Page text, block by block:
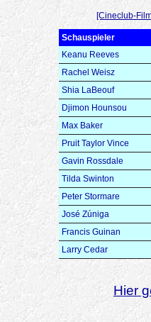
[Cineclub-
Schauspieler
Keanu Reeves
Rachel Weisz
Shia LaBeouf
Djimon Hounsou
Max Baker
Pruit Taylor Vince
Gavin Rossdale
Tilda Swinton
Peter Stormare
José Zúniga
Francis Guinan
Larry Cedar
Hier